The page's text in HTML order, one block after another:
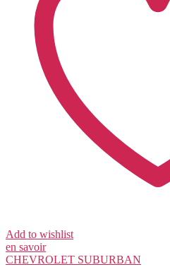
Add to wishlist
en savoir
CHEVROLET SUBURBAN